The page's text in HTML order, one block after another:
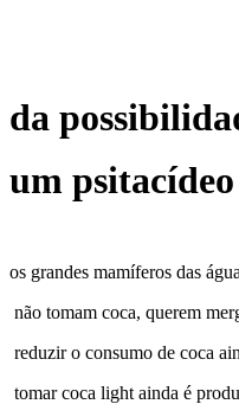
da
um
os grandes mamíferos das
não tomam coca, querem
reduzir o consumo de coca
tomar coca light ainda é